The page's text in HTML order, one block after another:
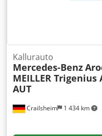
Crailsheim 1 434 km
Kallurauto
Mercedes-Benz
MEILLER Trigenius
AUT